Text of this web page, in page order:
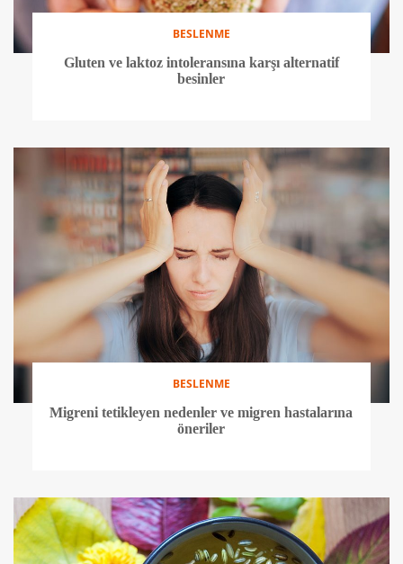
BESLENME
Gluten ve laktoz intoleransına karşı alternatif
besinler
BESLENME
Migreni tetikleyen nedenler ve migren hastalarına
öneriler